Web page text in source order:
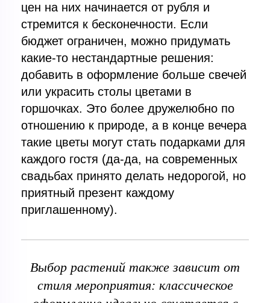
цен на них начинается от рубля и
стремится к бесконечности. Если
бюджет ограничен, можно придумать
какие-то нестандартные решения:
добавить в оформление больше свечей
или украсить столы цветами в
горшочках. Это более дружелюбно по
отношению к природе, а в конце вечера
такие цветы могут стать подарками для
каждого гостя (да-да, на современных
свадьбах принято делать недорогой, но
приятный презент каждому
приглашенному).
Выбор растений также зависит от
стиля мероприятия: классическое